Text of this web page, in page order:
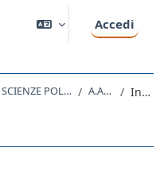
Accedi
SP02 - SCIENZE POLITICHE E DELL'AMMINISTRAZIONE A.A. 2019 - 2020 Introduzione